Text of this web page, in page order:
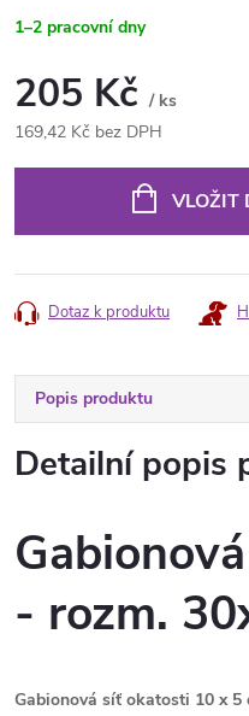
1–2 pracovní dny
205 Kč / ks
169,42 Kč bez DPH
VLOŽIT
Dotaz k produktu
Popis produktu
Detailní popis
- rozm.
Gabionová síť okatosti 10 x 5